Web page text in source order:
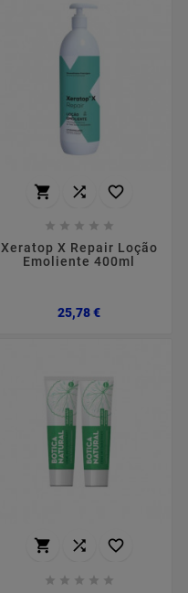
  
    
Xeratop X Repair Loção
Emoliente 400ml
25,78 €Preço
  
    